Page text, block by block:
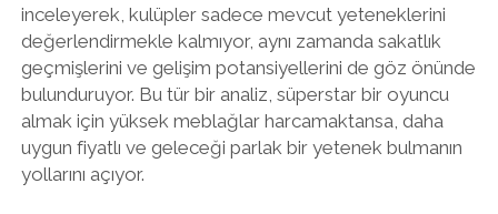
inceleyerek, kulüpler sadece mevcut yeteneklerini
değerlendirmekle kalmıyor, aynı zamanda sakatlık
geçmişlerini ve gelişim potansiyellerini de göz önünde
bulunduruyor. Bu tür bir analiz, süperstar bir oyuncu
almak için yüksek meblağlar harcamaktansa, daha
uygun fiyatlı ve geleceği parlak bir yetenek bulmanın
yollarını açıyor.